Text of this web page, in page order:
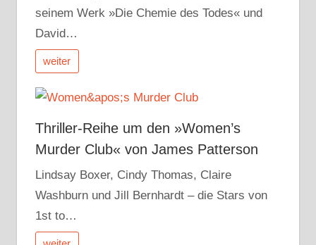
seinem Werk »Die Chemie des Todes« und
David…
weiter
Thriller-Reihe um den »Women’s
Murder Club« von James Patterson
Lindsay Boxer, Cindy Thomas, Claire
Washburn und Jill Bernhardt – die Stars von
1st to…